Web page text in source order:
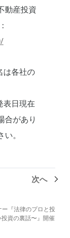
動産投資
は各社の
表日現在
合があり
。
次へ
『法律のプロと投
資の裏話〜』開催